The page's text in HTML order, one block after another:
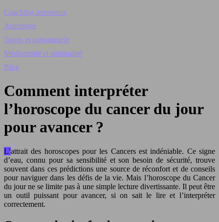
Coaching amoureux
Astrologie
Tarots et cartomancie
Médiumnité et spiritualité
Blog
Comment interpréter
l’horoscope du cancer du jour
pour avancer ?
L’attrait des horoscopes pour les Cancers est indéniable. Ce signe
d’eau, connu pour sa sensibilité et son besoin de sécurité, trouve
souvent dans ces prédictions une source de réconfort et de conseils
pour naviguer dans les défis de la vie. Mais l’horoscope du Cancer
du jour ne se limite pas à une simple lecture divertissante. Il peut être
un outil puissant pour avancer, si on sait le lire et l’interpréter
correctement.